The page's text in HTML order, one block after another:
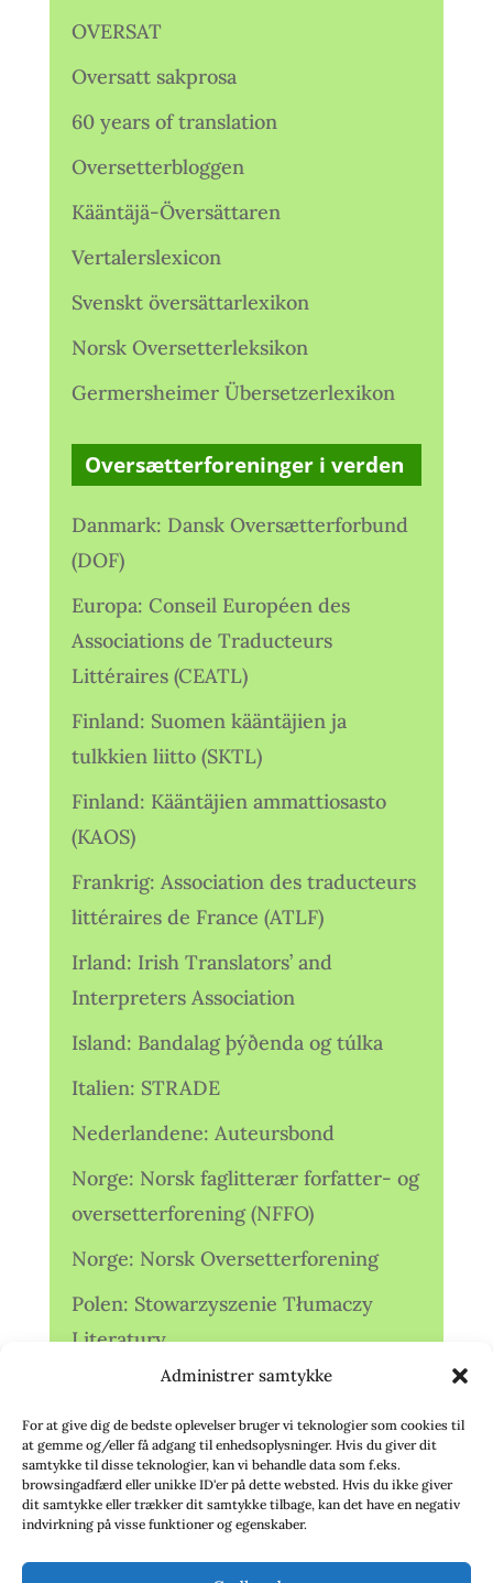
Administrer samtykke
For at give dig de bedste oplevelser bruger vi teknologier som cookies til
at gemme og/eller få adgang til enhedsoplysninger. Hvis du giver dit
samtykke til disse teknologier, kan vi behandle data som f.eks.
browsingadfærd eller unikke ID'er på dette websted. Hvis du ikke giver
dit samtykke eller trækker dit samtykke tilbage, kan det have en negativ
indvirkning på visse funktioner og egenskaber.
OVERSAT
Oversatt sakprosa
60 years of translation
Oversetterbloggen
Kääntäjä-Översättaren
Vertalerslexicon
Svenskt översättarlexikon
Norsk Oversetterleksikon
Germersheimer Übersetzerlexikon
Oversætterforeninger i verden
Danmark: Dansk Oversætterforbund
(DOF)
Europa: Conseil Européen des
Associations de Traducteurs
Littéraires (CEATL)
Finland: Suomen kääntäjien ja
tulkkien liitto (SKTL)
Finland: Kääntäjien ammattiosasto
(KAOS)
Frankrig: Association des traducteurs
littéraires de France (ATLF)
Irland: Irish Translators’ and
Interpreters Association
Island: Bandalag þýðenda og túlka
Italien: STRADE
Nederlandene: Auteursbond
Norge: Norsk faglitterær forfatter- og
oversetterforening (NFFO)
Norge: Norsk Oversetterforening
Polen: Stowarzyszenie Tłumaczy
Literatury
Storbritannien: Translators
Association (TA)
Sverige: Översättarsektionen (Ö.)
Sverige: Översättarcentrum (ÖC)